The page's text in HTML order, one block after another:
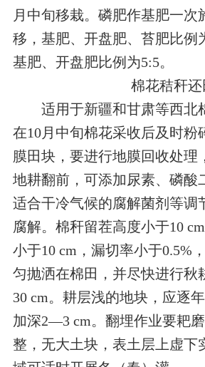
月中旬移栽。磷肥作基肥一次
移，基肥、开盘肥、苔肥比例
基肥、开盘肥比例为5:5。
棉花秸秆还
适用于新疆和甘肃等西北
在10月中旬棉花采收后及时粉
膜田块，要进行地膜回收处理
地耕翻前，可添加尿素、磷酸
适合干冷气候的腐解菌剂等调
腐解。棉秆留茬高度小于10
小于10 cm，漏切率小于0.5%
匀抛洒在棉田，并尽快进行
30 cm。耕层浅的地块，应逐
加深2—3 cm。翻埋作业要耙
整，无大土块，表土层上虚下